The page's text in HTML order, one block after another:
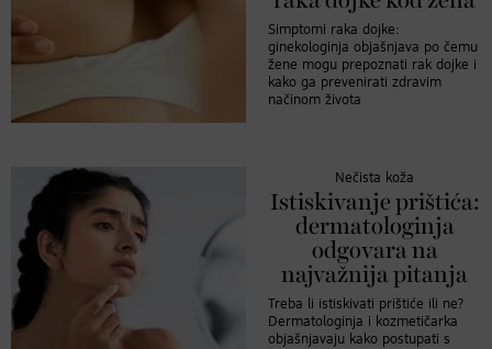
Simptomi raka dojke:
ginekologinja objašnjava po čemu
žene mogu prepoznati rak dojke i
kako ga prevenirati zdravim
načinom života
Nečista koža
Istiskivanje prištića:
dermatologinja
odgovara na
najvažnija pitanja
Treba li istiskivati prištiće ili ne?
Dermatologinja i kozmetičarka
objašnjavaju kako postupati s